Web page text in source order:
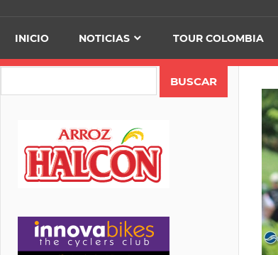
INICIO NOTICIAS TOUR COLOMBIA